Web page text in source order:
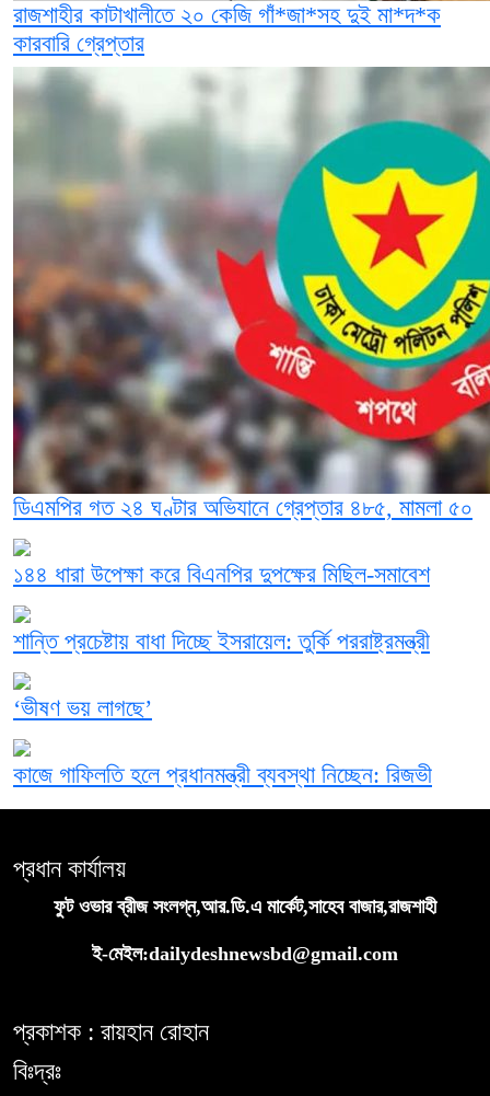
রাজশাহীর কাটাখালীতে ২০ কেজি গাঁ*জা*সহ দুই মা*দ*ক
কারবারি গ্রেপ্তার
ডিএমপির গত ২৪ ঘণ্টার অভিযানে গ্রেপ্তার ৪৮৫, মামলা ৫০
১৪৪ ধারা উপেক্ষা করে বিএনপির দুপক্ষের মিছিল-সমাবেশ
শান্তি প্রচেষ্টায় বাধা দিচ্ছে ইসরায়েল: তুর্কি পররাষ্ট্রমন্ত্রী
‘ভীষণ ভয় লাগছে’
কাজে গাফিলতি হলে প্রধানমন্ত্রী ব্যবস্থা নিচ্ছেন: রিজভী
প্রধান কার্যালয়
ফুট ওভার ব্রীজ সংলগ্ন,আর.ডি.এ মার্কেট,সাহেব বাজার,রাজশাহী
ই-মেইল:dailydeshnewsbd@gmail.com
প্রকাশক : রায়হান রোহান
বিঃদ্রঃ